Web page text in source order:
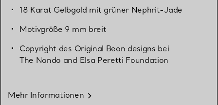
18 Karat Gelbgold mit grüner Nephrit-Jade
Motivgröße 9 mm breit
Copyright des Original Bean designs bei
The Nando and Elsa Peretti Foundation
Mehr Informationen